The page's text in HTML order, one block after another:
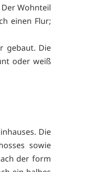
Wohnteil
einen Flur;
gebaut. Die
oder weiß
Die
sowie
der form